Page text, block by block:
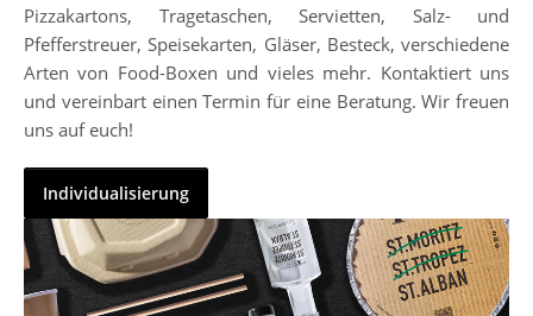
Pizzakartons, Tragetaschen, Servietten, Salz- und
Pfefferstreuer, Speisekarten, Gläser, Besteck, verschiedene
Arten von Food-Boxen und vieles mehr. Kontaktiert uns
und vereinbart einen Termin für eine Beratung. Wir freuen
uns auf euch!
Individualisierung